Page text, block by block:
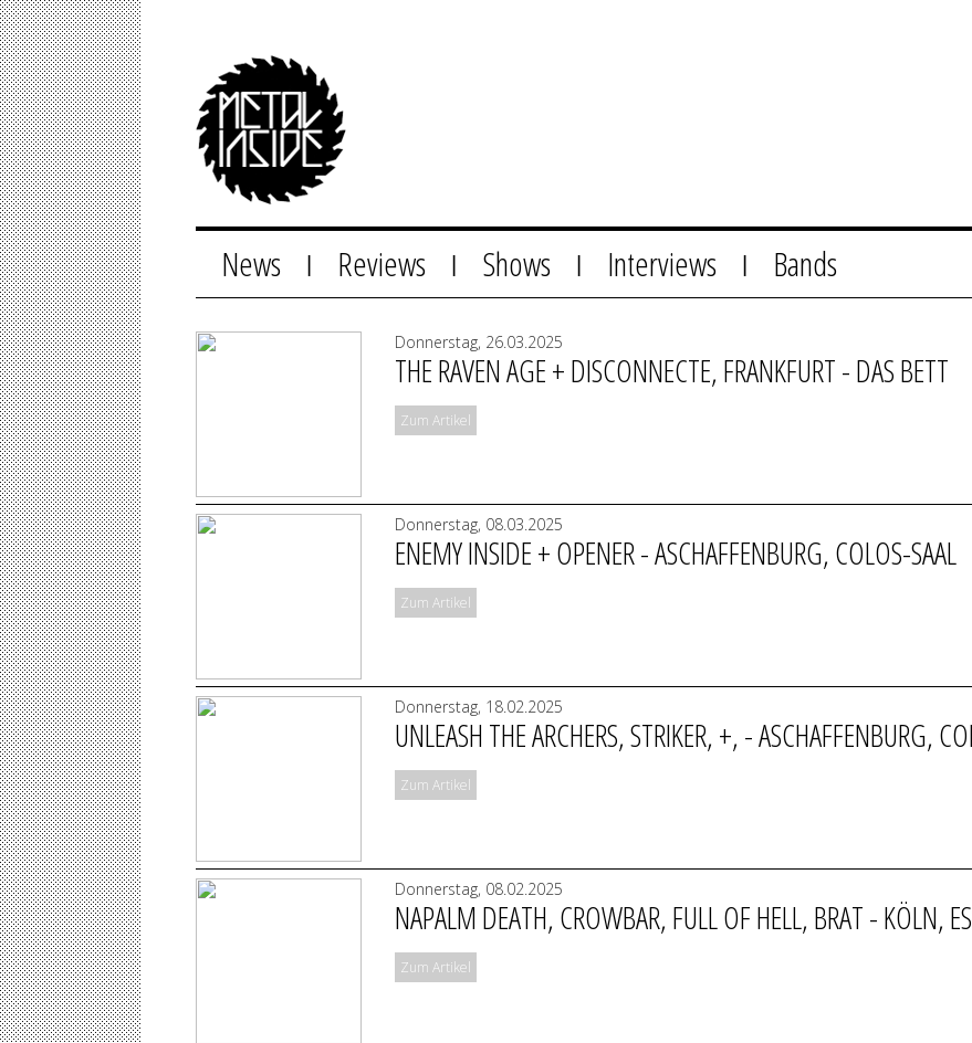
News Reviews Shows Interviews Bands
Donnerstag, 26.03.2025
THE RAVEN AGE + DISCONNECTE, FRANKFURT - DAS BETT
Zum Artikel
Donnerstag, 08.03.2025
ENEMY INSIDE + OPENER - ASCHAFFENBURG, COLOS-SAAL
Zum Artikel
Donnerstag, 18.02.2025
UNLEASH THE ARCHERS, STRIKER, +, - ASCHAFFENBURG,
Zum Artikel
Donnerstag, 08.02.2025
NAPALM DEATH, CROWBAR, FULL OF HELL, BRAT - KÖLN,
Zum Artikel